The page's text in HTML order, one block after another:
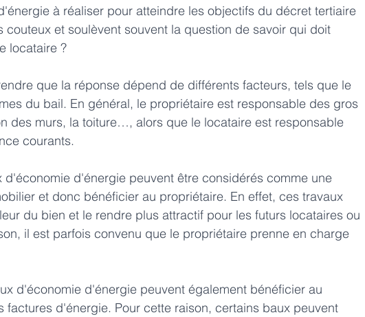
à réaliser pour atteindre les objectifs du décret tertiaire
couteux et soulèvent souvent la question de savoir qui doit
locataire ?
que la réponse dépend de différents facteurs, tels que le
du bail. En général, le propriétaire est responsable des gros
des murs, la toiture…, alors que le locataire est responsable
courants.
d'économie d'énergie peuvent être considérés comme une
et donc bénéficier au propriétaire. En effet, ces travaux
du bien et le rendre plus attractif pour les futurs locataires ou
il est parfois convenu que le propriétaire prenne en charge
d'économie d'énergie peuvent également bénéficier au
factures d'énergie. Pour cette raison, certains baux peuvent